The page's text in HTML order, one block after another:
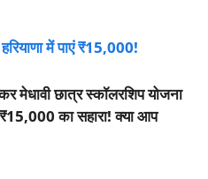
में पाएं ₹15,000!
मेधावी छात्र स्कॉलरशिप योजना
का सहारा! क्या आप